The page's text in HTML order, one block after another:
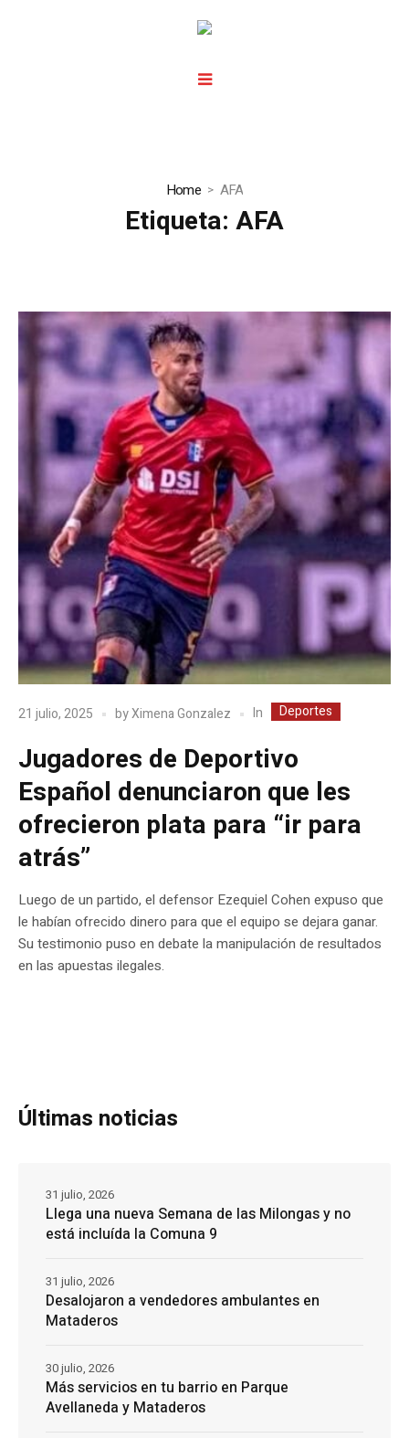
Home AFA
Etiqueta: AFA
21 julio, 2025 byXimena Gonzalez In Deportes
Jugadores de Deportivo
Español denunciaron que les
ofrecieron plata para “ir para
atrás”
Luego de un partido, el defensor Ezequiel Cohen expuso que
le habían ofrecido dinero para que el equipo se dejara ganar.
Su testimonio puso en debate la manipulación de resultados
en las apuestas ilegales.
Últimas noticias
Llega una nueva Semana de las Milongas y no
está incluída la Comuna 9
31 julio, 2026
Desalojaron a vendedores ambulantes en
Mataderos
31 julio, 2026
Más servicios en tu barrio en Parque
Avellaneda y Mataderos
30 julio, 2026